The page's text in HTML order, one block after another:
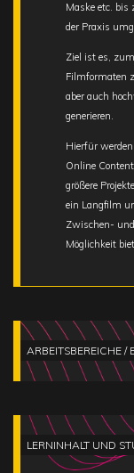
Maske etc.
der Praxis
Ziel ist es,
Filmformaten
aber auch
generieren.
Hierfür
Online
größere
ein Langfilm
Zwischen-
Möglichkeit
ARBEITSBEREICHE /
LERNINHALT UND